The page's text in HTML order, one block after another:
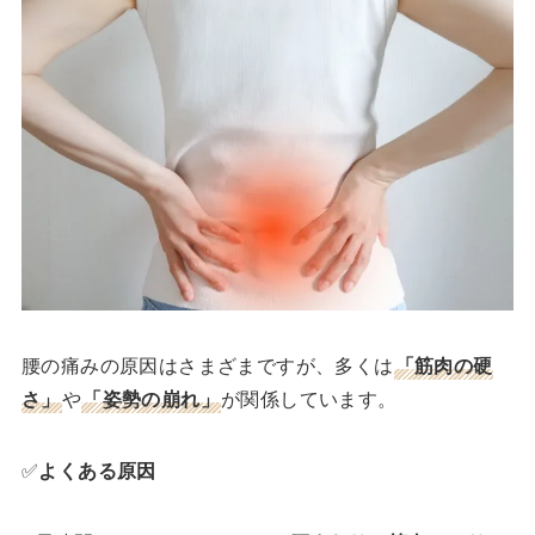
腰の痛みの原因はさまざまですが、多くは「筋肉の硬
さ」や「姿勢の崩れ」が関係しています。
✅よくある原因